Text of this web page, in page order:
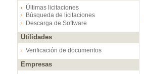
Últimas licitaciones
Búsqueda de licitaciones
Descarga de Software
Utilidades
Verificación de documentos
Empresas